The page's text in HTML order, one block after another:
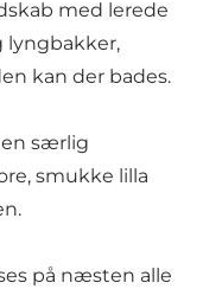
med lerede
lyngbakker,
kan der bades.
en særlig
smukke lilla
på næsten alle